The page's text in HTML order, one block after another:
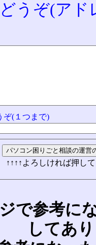
うぞ(ア
ぞ(１つまで)
↑↑↑↑よろしければ押し
で参考に
してあ